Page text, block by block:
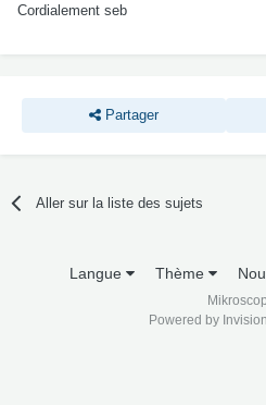
Cordialement seb
Partager
Aller sur la liste des sujets
Langue Thème
Powered by